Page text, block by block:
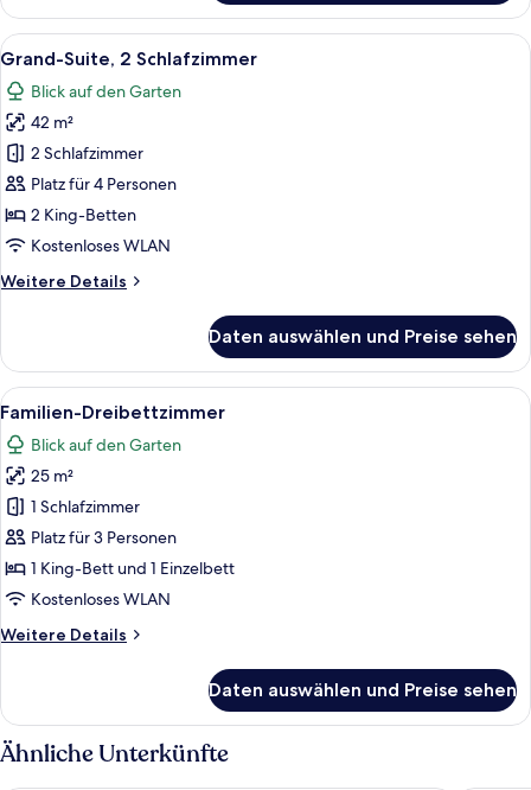
Suite,
2 Schlafzimmer
Alle
Fotos
für
Grand-
Suite,
2 Schlafzimmer
anzeigen
Grand-Suite, 2 Schlafzimmer |
9
Grand-Suite, 2 Schlafzimmer
Blick auf den Garten
42 m²
2 Schlafzimmer
Platz für 4 Personen
2 King-Betten
Kostenloses WLAN
Weitere Details
Weitere
Suite,
2 Schlafzimmer
Daten auswählen und Preise sehen
Alle
Fotos
für
Familien-
Dreibettzimmer
anzeigen
Familien-Dreibettzimmer |
8
Familien-Dreibettzimmer
Blick auf den Garten
25 m²
1 Schlafzimmer
Platz für 3 Personen
1 King-Bett und 1 Einzelbett
Kostenloses WLAN
Weitere Details
Weitere
Dreibettzimmer
Daten auswählen und Preise sehen
Ähnliche Unterkünfte